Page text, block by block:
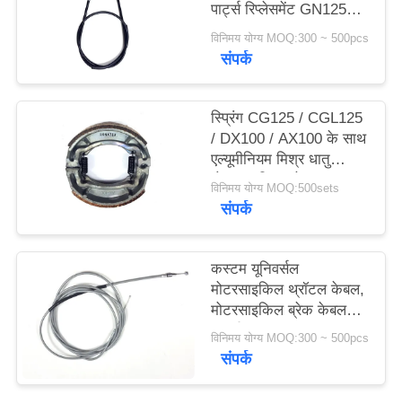
पार्ट्स रिप्लेसमेंट GN125
118cm
विनिमय योग्य MOQ:300 ~ 500pcs
संपर्क
स्प्रिंग CG125 / CGL125
/ DX100 / AX100 के साथ
एल्यूमीनियम मिश्र धातु
मोटरसाइकिल ब्रेक शू
विनिमय योग्य MOQ:500sets
संपर्क
कस्टम यूनिवर्सल
मोटरसाइकिल थ्रॉटल केबल,
मोटरसाइकिल ब्रेक केबल
पार्ट्स BAJAJ205
विनिमय योग्य MOQ:300 ~ 500pcs
संपर्क